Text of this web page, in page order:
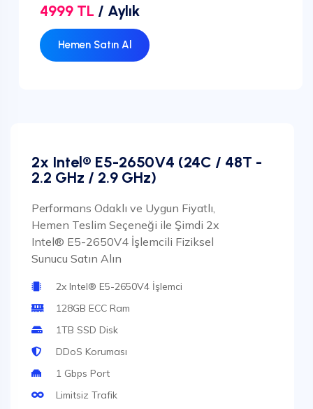
Hemen Satın Al
4999 TL / Aylık
2x Intel® E5-2650V4 (24C / 48T -
2.2 GHz / 2.9 GHz)
Performans Odaklı ve Uygun Fiyatlı,
Hemen Teslim Seçeneği ile Şimdi 2x
Intel® E5-2650V4 İşlemcili Fiziksel
Sunucu Satın Alın
2x Intel® E5-2650V4 İşlemci
128GB ECC Ram
1TB SSD Disk
DDoS Koruması
1 Gbps Port
Limitsiz Trafik